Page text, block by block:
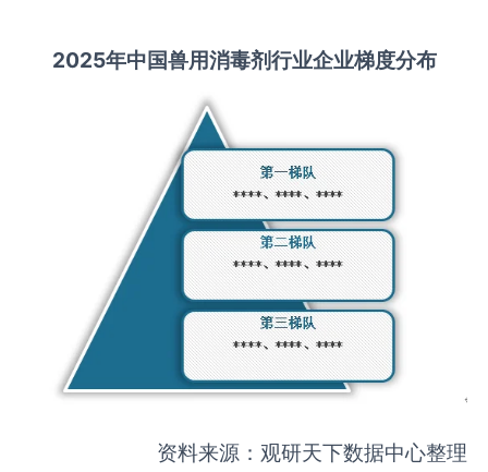
2025年中国兽用消毒剂行业企业梯度分布
资料来源：观研天下数据中心整理